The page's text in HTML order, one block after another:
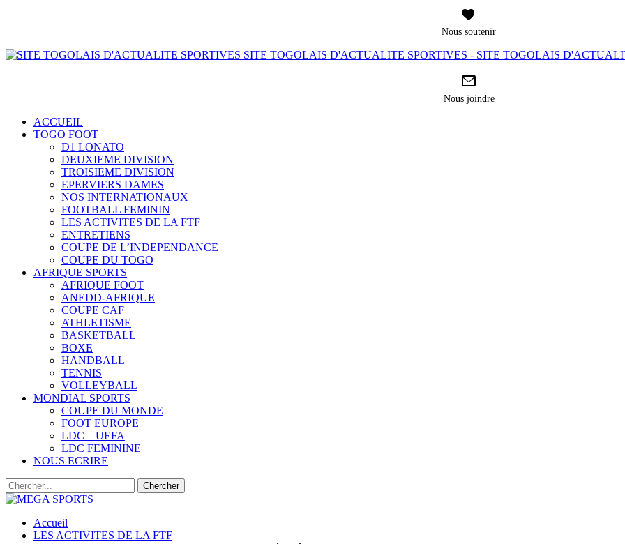
Nous soutenir
SITE TOGOLAIS D'ACTUALITE SPORTIVES - SITE TOGOLAIS
Nous joindre
ACCUEIL
TOGO FOOT
D1 LONATO
DEUXIEME DIVISION
TROISIEME DIVISION
EPERVIERS DAMES
NOS INTERNATIONAUX
FOOTBALL FEMININ
LES ACTIVITES DE LA FTF
ENTRETIENS
COUPE DE L’INDEPENDANCE
COUPE DU TOGO
AFRIQUE SPORTS
AFRIQUE FOOT
ANEDD-AFRIQUE
COUPE CAF
ATHLETISME
BASKETBALL
BOXE
HANDBALL
TENNIS
VOLLEYBALL
MONDIAL SPORTS
COUPE DU MONDE
FOOT EUROPE
LDC – UEFA
LDC FEMININE
NOUS ECRIRE
Accueil
LES ACTIVITES DE LA FTF